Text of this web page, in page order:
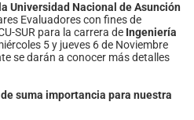
Universidad Nacional de Asunción
Evaluadores con fines de
SUR para la carrera de Ingeniería
5 y jueves 6 de Noviembre
se darán a conocer más detalles
suma importancia para nuestra